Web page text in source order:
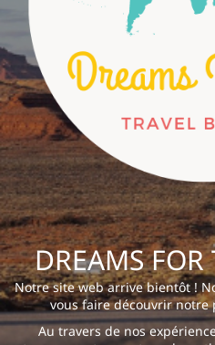
DREAMS
Notre site web arrive bientôt !
vous faire découvrir notre
Au travers de nos